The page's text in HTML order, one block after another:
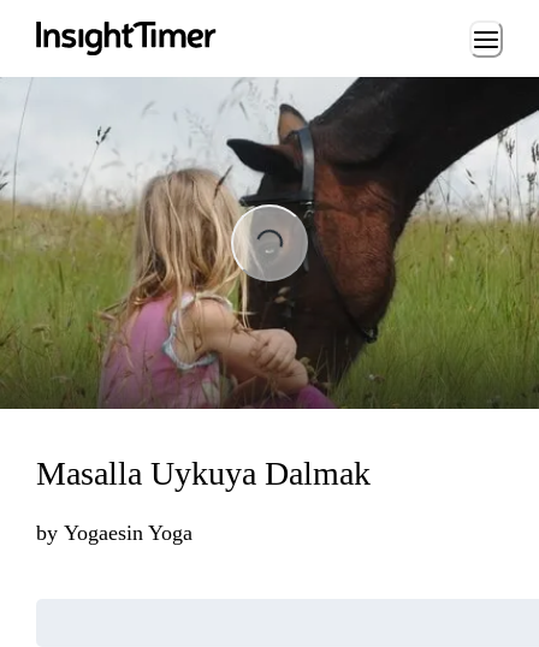
Loading...
Loading...
Masalla Uykuya Dalmak
by Yogaesin Yoga